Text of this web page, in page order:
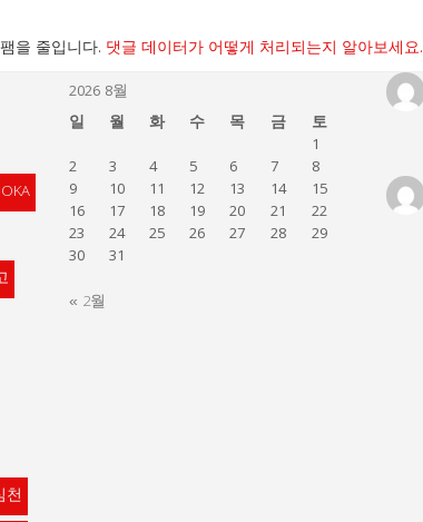
을 줄입니다. 댓글 데이터가 어떻게 처리되는지 알아보세요.
천
2026 8월
일
월 화 수 목 금
토
1
2
3 4 5 6 7
8
9
10 11 12 13 14
15
16
17 18 19 20 21
22
23
24 25 26 27 28
29
30
31
« 2월